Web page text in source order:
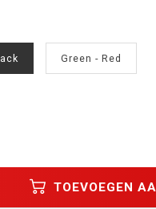
Green - Red
TOEVOEGEN